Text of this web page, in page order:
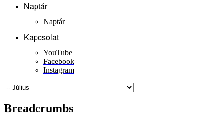
Naptár
Naptár
Kapcsolat
YouTube
Facebook
Instagram
Breadcrumbs